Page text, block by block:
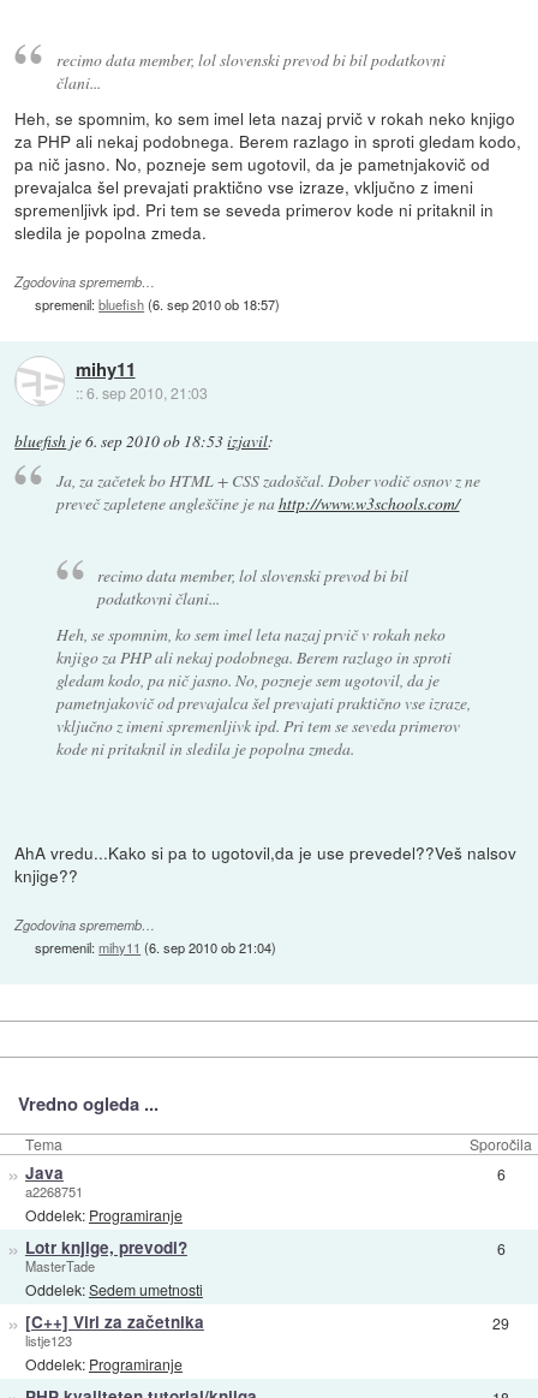
recimo data member, lol slovenski prevod bi bil podatkovni
člani...
Heh, se spomnim, ko sem imel leta nazaj prvič v rokah neko knjigo
za PHP ali nekaj podobnega. Berem razlago in sproti gledam kodo,
pa nič jasno. No, pozneje sem ugotovil, da je pametnjakovič od
prevajalca šel prevajati praktično vse izraze, vključno z imeni
spremenljivk ipd. Pri tem se seveda primerov kode ni pritaknil in
sledila je popolna zmeda.
Zgodovina sprememb…
spremenil:bluefish(6. sep 2010 ob 18:57)
mihy11
::6. sep 2010, 21:03
bluefish je6. sep 2010 ob 18:53izjavil:
Ja, za začetek bo HTML + CSS zadoščal. Dober vodič osnov z ne
preveč zapletene angleščine je nahttp://www.w3schools.com/
recimo data member, lol slovenski prevod bi bil
podatkovni člani...
Heh, se spomnim, ko sem imel leta nazaj prvič v rokah neko
knjigo za PHP ali nekaj podobnega. Berem razlago in sproti
gledam kodo, pa nič jasno. No, pozneje sem ugotovil, da je
pametnjakovič od prevajalca šel prevajati praktično vse izraze,
vključno z imeni spremenljivk ipd. Pri tem se seveda primerov
kode ni pritaknil in sledila je popolna zmeda.
AhA vredu...Kako si pa to ugotovil,da je use prevedel??Veš nalsov
knjige??
Zgodovina sprememb…
spremenil:mihy11 (6. sep 2010 ob 21:04)
Vredno ogleda ...
Tema Sporočila
» Java
a2268751
Oddelek: Programiranje
6
» Lotr knjige, prevodi?
MasterTade
Oddelek:Sedem umetnosti
6
» [C++] Viri za začetnika
listje123
Oddelek: Programiranje
29